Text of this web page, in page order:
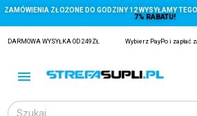
ZAMÓWIENIA ZŁOŻONE DO GODZINY 12 WYSYŁAMY
7% RABATU!
DARMOWA WYSYŁKA OD 249ZŁ Wybierz PayPo i zapłać